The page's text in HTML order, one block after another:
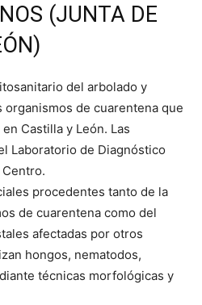
(JUNTA DE
del arbolado y
de cuarentena que
Castilla y León. Las
Laboratorio de Diagnóstico
procedentes tanto de la
de cuarentena como del
afectadas por otros
hongos, nematodos,
técnicas morfológicas y